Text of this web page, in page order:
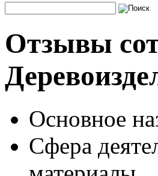
Отзывы
Основное
Сфера